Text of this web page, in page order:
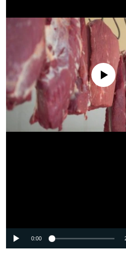
No media source
0:00